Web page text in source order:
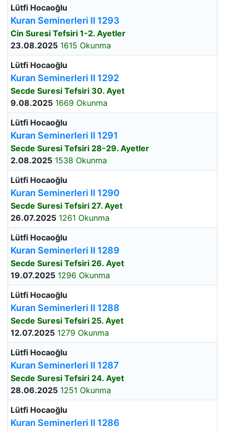
Lütfi Hocaoğlu
Kuran Seminerleri II 1293
Cin Suresi Tefsiri 1-2. Ayetler
23.08.2025 1615 Okunma
Lütfi Hocaoğlu
Kuran Seminerleri II 1292
Secde Suresi Tefsiri 30. Ayet
9.08.2025 1669 Okunma
Lütfi Hocaoğlu
Kuran Seminerleri II 1291
Secde Suresi Tefsiri 28-29. Ayetler
2.08.2025 1538 Okunma
Lütfi Hocaoğlu
Kuran Seminerleri II 1290
Secde Suresi Tefsiri 27. Ayet
26.07.2025 1261 Okunma
Lütfi Hocaoğlu
Kuran Seminerleri II 1289
Secde Suresi Tefsiri 26. Ayet
19.07.2025 1296 Okunma
Lütfi Hocaoğlu
Kuran Seminerleri II 1288
Secde Suresi Tefsiri 25. Ayet
12.07.2025 1279 Okunma
Lütfi Hocaoğlu
Kuran Seminerleri II 1287
Secde Suresi Tefsiri 24. Ayet
28.06.2025 1251 Okunma
Lütfi Hocaoğlu
Kuran Seminerleri II 1286